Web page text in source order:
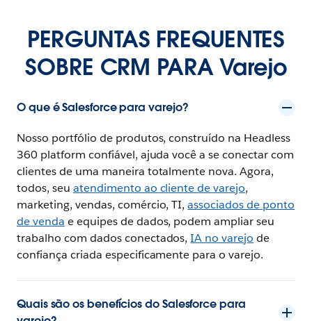
PERGUNTAS FREQUENTES
SOBRE CRM PARA Varejo
O que é Salesforce para varejo?
Nosso portfólio de produtos, construído na Headless
360 platform confiável, ajuda você a se conectar com
clientes de uma maneira totalmente nova. Agora,
todos, seu atendimento ao cliente de varejo,
marketing, vendas, comércio, TI,associados de ponto
de venda e equipes de dados, podem ampliar seu
trabalho com dados conectados,IA no varejo de
confiança criada especificamente para o varejo.
Quais são os benefícios do Salesforce para